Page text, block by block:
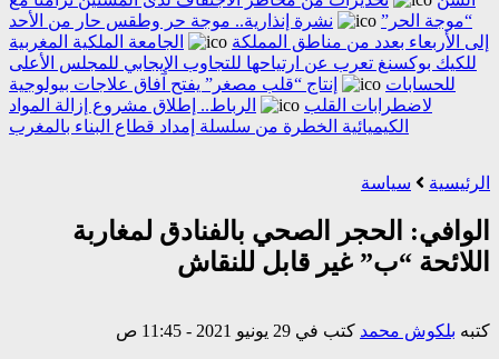
“موجة الحر”
نشرة إنذارية.. موجة حر وطقس حار من الأحد
إلى الأربعاء بعدد من مناطق المملكة
الجامعة الملكية المغربية
للكيك بوكسنغ تعرب عن ارتياحها للتجاوب الإيجابي للمجلس الأعلى
للحسابات
إنتاج “قلب مصغر” يفتح آفاق علاجات بيولوجية
لاضطرابات القلب
الرباط.. إطلاق مشروع إزالة المواد
الكيميائية الخطرة من سلسلة إمداد قطاع البناء بالمغرب
الرئيسية سياسة
الوافي: الحجر الصحي بالفنادق لمغاربة
اللائحة “ب” غير قابل للنقاش
كتبه بلكوش محمد كتب في 29 يونيو 2021 - 11:45 ص